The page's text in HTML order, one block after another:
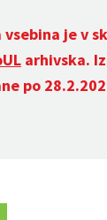
je v
arhivska.
po